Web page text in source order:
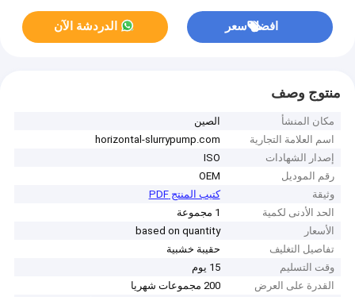
افضل سعر الدردشة الآن
منتوج وصف
مكان المنشأ
الصين
اسم العلامة التجارية
horizontal-slurrypump.com
إصدار الشهادات
ISO
رقم الموديل
OEM
وثيقة
كتيب المنتج PDF
الحد الأدنى لكمية
1 مجموعة
الأسعار
based on quantity
تفاصيل التغليف
حقيبة خشبية
وقت التسليم
15 يوم
القدرة على العرض
200 مجموعات شهريا